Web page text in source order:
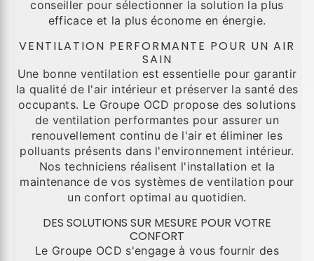
conseiller pour sélectionner la solution la plus
efficace et la plus économe en énergie.
VENTILATION PERFORMANTE POUR UN AIR
SAIN
Une bonne ventilation est essentielle pour garantir
la qualité de l'air intérieur et préserver la santé des
occupants. Le Groupe OCD propose des solutions
de ventilation performantes pour assurer un
renouvellement continu de l'air et éliminer les
polluants présents dans l'environnement intérieur.
Nos techniciens réalisent l'installation et la
maintenance de vos systèmes de ventilation pour
un confort optimal au quotidien.
DES SOLUTIONS SUR MESURE POUR VOTRE
CONFORT
Le Groupe OCD s'engage à vous fournir des